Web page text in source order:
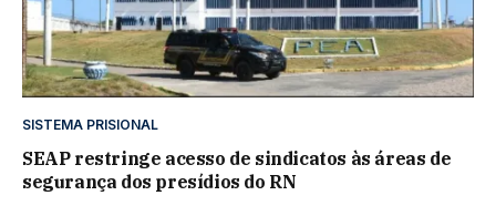
SISTEMA PRISIONAL
SEAP restringe acesso de sindicatos às áreas de
segurança dos presídios do RN